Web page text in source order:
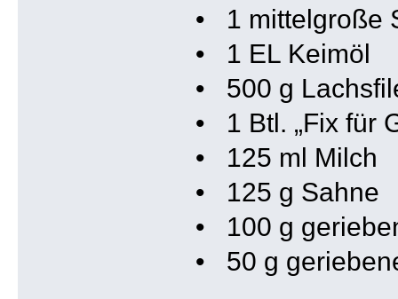
• 1 mittelgroße
• 1 EL Keimöl
• 500 g
• 1 Btl. „Fix für
• 125 ml Milch
• 125 g Sahne
• 100 g
• 50 g